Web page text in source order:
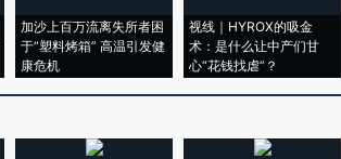
加沙上百万流离失所者困
于“塑料烤箱” 高温引发健
康危机
视线｜HYROX的吸金
术：是什么让中产们甘
心“花钱找虐”？